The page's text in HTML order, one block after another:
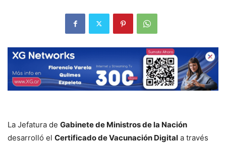
La Jefatura de Gabinete de Ministros de la Nación
desarrolló el Certificado de Vacunación Digital a través